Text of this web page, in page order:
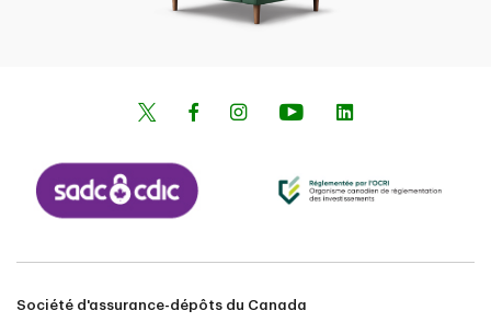
Société d'assurance-dépôts du Canada